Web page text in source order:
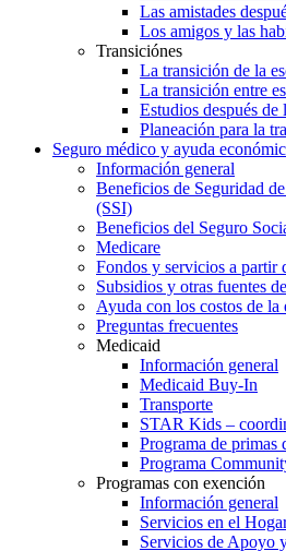
Las amistades
Los amigos y las
Transiciónes
La transición de la
La transición entre
Estudios después de
Planeación para la
Seguro médico y ayuda
Información general
Beneficios de Seguridad
(SSI)
Beneficios del Seguro
Medicare
Fondos y servicios a partir
Subsidios y otras fuentes
Ayuda con los costos de la
Preguntas frecuentes
Medicaid
Información general
Medicaid Buy-In
Transporte
STAR Kids –
Programa de primas
Programa
Programas con exención
Información general
Servicios en el
Servicios de Apoyo